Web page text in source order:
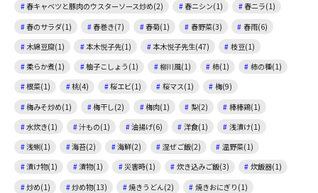
春キャベツと豚肉のウスターソース炒め(2)
春ニシン(1)
春ニラ(1)
春のサラダ(1)
春巻き(7) 春菊(1) 春野菜(3)
春雨(6)
木綿豆腐(1)
本木悦子先(1) 本木悦子先生(47)
枝豆(1)
柔らか煮(1)
柚子こしょう(1) 柳川風(1) 柿(1)
柿の種(1)
根菜(1)
桃(4) 桜エビ(1) 桜マス(1)
梅(9)
梅みそ炒め(1)
梅干し(2) 梅肉(1) 梨(2)
棒棒鶏(1)
水炊き(1)
汁もの(1) 油揚げ(6) 洋食(1)
浅漬け(1)
浅蜊(1)
海苔(2) 海鮮(2) 混ぜご飯(2)
温野菜(1)
漬け物(1)
漬物(1) 災害時(1) 炊き込みご飯(3)
炊飯器(1)
炒め(1)
炒め物(13) 焼きうどん(2) 焼きおにぎり(1)